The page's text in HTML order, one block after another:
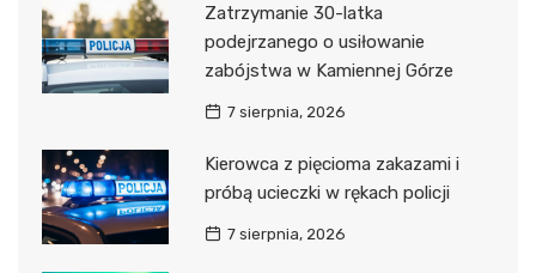
Zatrzymanie 30-latka
podejrzanego o usiłowanie
zabójstwa w Kamiennej Górze
7 sierpnia, 2026
Kierowca z pięcioma zakazami i
próbą ucieczki w rękach policji
7 sierpnia, 2026